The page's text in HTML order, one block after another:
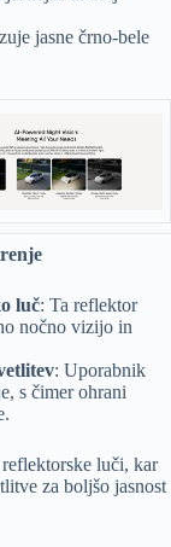
jasne črno-bele
luč: Ta reflektor
nočno vizijo in
: Uporabnik
s čimer ohrani
luči, kar
za boljšo jasnost